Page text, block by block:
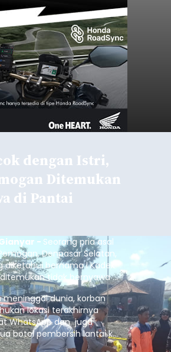
dengan Istri,
Ditemukan
di Pantai
- Seorang pria asal
Denpasar Selatan,
diketahui bernama I Kadek
tidak bernyawa di
Sukawati.
dunia, korban
lokasi terakhirnya
WhatsApp dan juga
botol pembersih lantai ke